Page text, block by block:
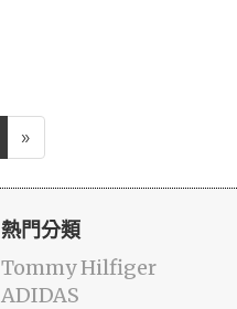
»
熱門分類
Tommy Hilfiger
ADIDAS